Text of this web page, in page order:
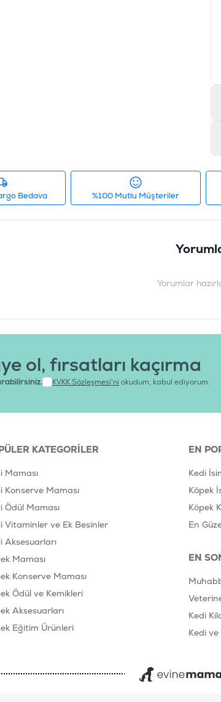
Bedava %100 Mutlu Müşteriler
Yorumlar
ol, fırsatları kaçırma
KVKK Sözleşmesi'ni okudum, kabul ediyorum.
KATEGORILER
Maması
Konserve Maması
Ödül Maması
Vitaminler ve Ek Besinler
Aksesuarları
Maması
Konserve Maması
Ödül ve Kemikleri
Aksesuarları
Eğitim Ürünleri
EN
Kedi
Köpek
Köpek
En
EN
Kedi
Kedi